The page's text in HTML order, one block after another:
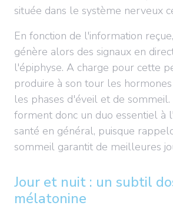
située dans le système nerveux
En fonction de l'information
génère alors des signaux en
l'épiphyse. A charge pour cette
produire à son tour les
les phases d'éveil et de
forment donc un duo essentiel à
santé en général, puisque
sommeil garantit de meilleures
Jour et nuit : un subtil
mélatonine